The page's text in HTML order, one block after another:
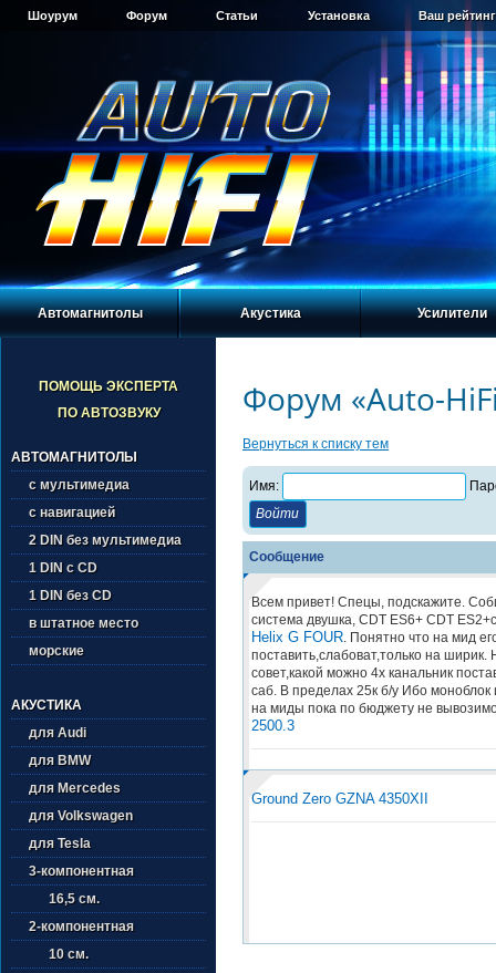
Шоурум Форум Статьи Установка Ваш
Автомагнитолы Акустика Усилители
ПОМОЩЬ ЭКСПЕРТА
ПО АВТОЗВУКУ
АВТОМАГНИТОЛЫ
с мультимедиа
с навигацией
2 DIN без мультимедиа
1 DIN с CD
1 DIN без CD
в штатное место
морские
АКУСТИКА
для Audi
для BMW
для Mercedes
для Volkswagen
для Tesla
3-компонентная
16,5 см.
2-компонентная
10 см.
Форум «Auto-
Вернуться к списку тем
Имя:
Сообщение
Всем привет! Спецы, подскажите.
система двушка, CDT ES6+ CDT
Helix G FOUR. Понятно что на мид
поставить,слабоват,только на ширик.
совет,какой можно 4х канальник
саб. В пределах 25к б/у Ибо моноблок
на миды пока по бюджету не
2500.3
Ground Zero GZNA 4350XII